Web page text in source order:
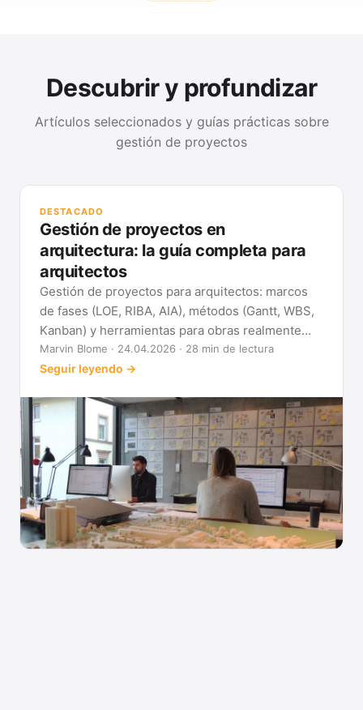
Descubrir y profundizar
Artículos seleccionados y guías prácticas sobre
gestión de proyectos
DESTACADO
Gestión de proyectos en
arquitectura: la guía completa para
arquitectos
Gestión de proyectos para arquitectos: marcos
de fases (LOE, RIBA, AIA), métodos (Gantt, WBS,
Kanban) y herramientas para obras realmente
previsibles.
Marvin Blome · 24.04.2026 · 28 min de lectura
Seguir leyendo →